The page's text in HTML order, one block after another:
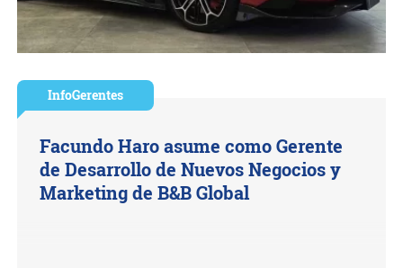
InfoGerentes
Facundo Haro asume como Gerente
de Desarrollo de Nuevos Negocios y
Marketing de B&B Global